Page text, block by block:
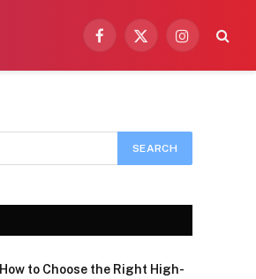
Facebook
X
Instagram
How to Choose the Right High-